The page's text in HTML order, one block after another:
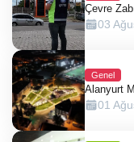
Çevre
03
Genel
Alanyurt
01